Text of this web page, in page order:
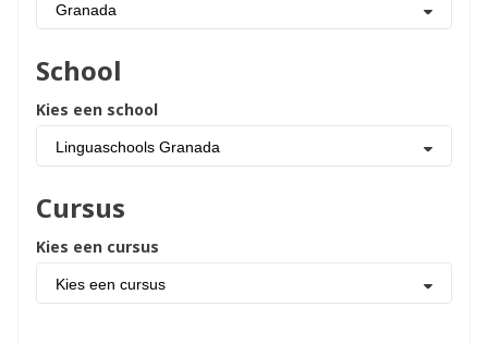
Granada
School
Kies een school
Linguaschools Granada
Cursus
Kies een cursus
Kies een cursus